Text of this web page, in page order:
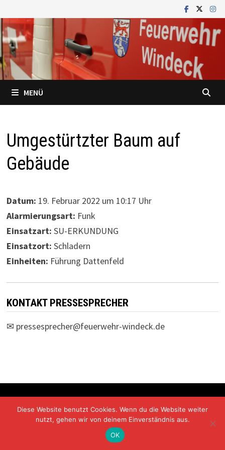
Inhalt
springen
MENÜ
Umgestürtzter Baum auf
Gebäude
Datum: 19. Februar 2022 um 10:17 Uhr
Alarmierungsart: Funk
Einsatzart: SU-ERKUNDUNG
Einsatzort: Schladern
Einheiten: Führung Dattenfeld
KONTAKT PRESSESPRECHER
✉ pressesprecher@feuerwehr-windeck.de
Freiwillige Feuerwehr Windeck Mit Stolz präsentiert von
WordPressundBam.
Diese Website benutzt Cookies. Wenn du die Website weiter
nutzt, gehen wir von deinem Einverständnis aus.
OK